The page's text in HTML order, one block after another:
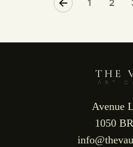
1 2
Avenue
1050